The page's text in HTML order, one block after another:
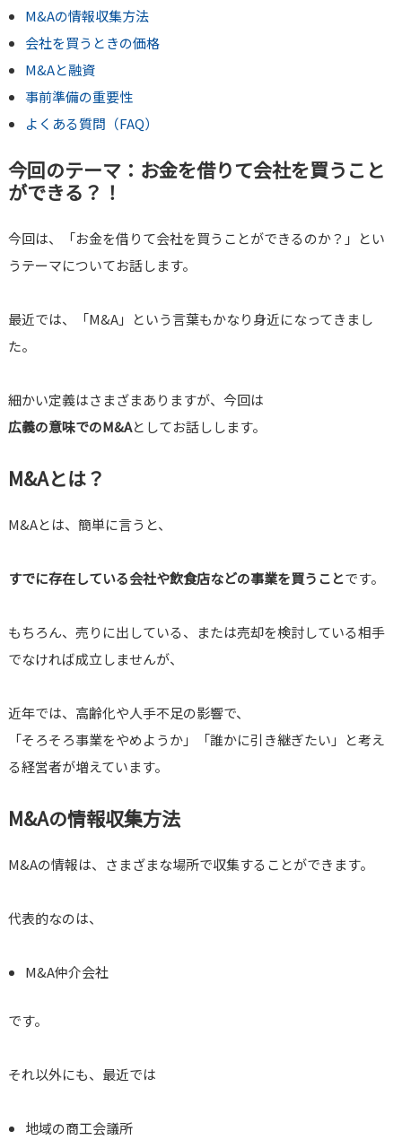
M&Aの情報収集方法
会社を買うときの価格
M&Aと融資
事前準備の重要性
よくある質問（FAQ）
今回のテーマ：お金を借りて会社を買うこと
ができる？！
今回は、「お金を借りて会社を買うことができるのか？」とい
うテーマについてお話します。
最近では、「M&A」という言葉もかなり身近になってきまし
た。
細かい定義はさまざまありますが、今回は
広義の意味でのM&Aとしてお話しします。
M&Aとは？
M&Aとは、簡単に言うと、
すでに存在している会社や飲食店などの事業を買うことです。
もちろん、売りに出している、または売却を検討している相手
でなければ成立しませんが、
近年では、高齢化や人手不足の影響で、
「そろそろ事業をやめようか」「誰かに引き継ぎたい」と考え
る経営者が増えています。
M&Aの情報収集方法
M&Aの情報は、さまざまな場所で収集することができます。
代表的なのは、
M&A仲介会社
です。
それ以外にも、最近では
地域の商工会議所